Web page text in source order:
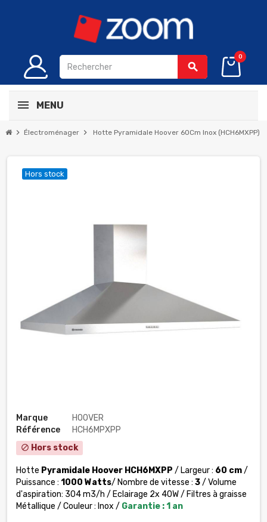
search
0
MENU
chevron_right Électroménager chevron_right Hotte Pyramidale Hoover 60Cm Inox (HCH6MXPP)
Hors stock
Marque
HOOVER
Référence
HCH6MPXPP
block Hors stock
Hotte Pyramidale Hoover HCH6MXPP / Largeur : 60 cm/
Puissance : 1000 Watts/ Nombre de vitesse : 3/ Volume
d'aspiration: 304 m3/h / Eclairage 2x 40W / Filtres à graisse
Métallique / Couleur : Inox / Garantie : 1 an